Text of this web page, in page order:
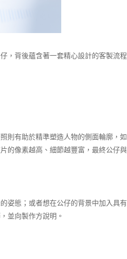
，背後蘊含著一套精心設計的客製流程
則有助於精準塑造人物的側面輪廓，
的像素越高、細節越豐富，最終公仔
姿態；或者想在公仔的背景中加入具
並向製作方說明。​